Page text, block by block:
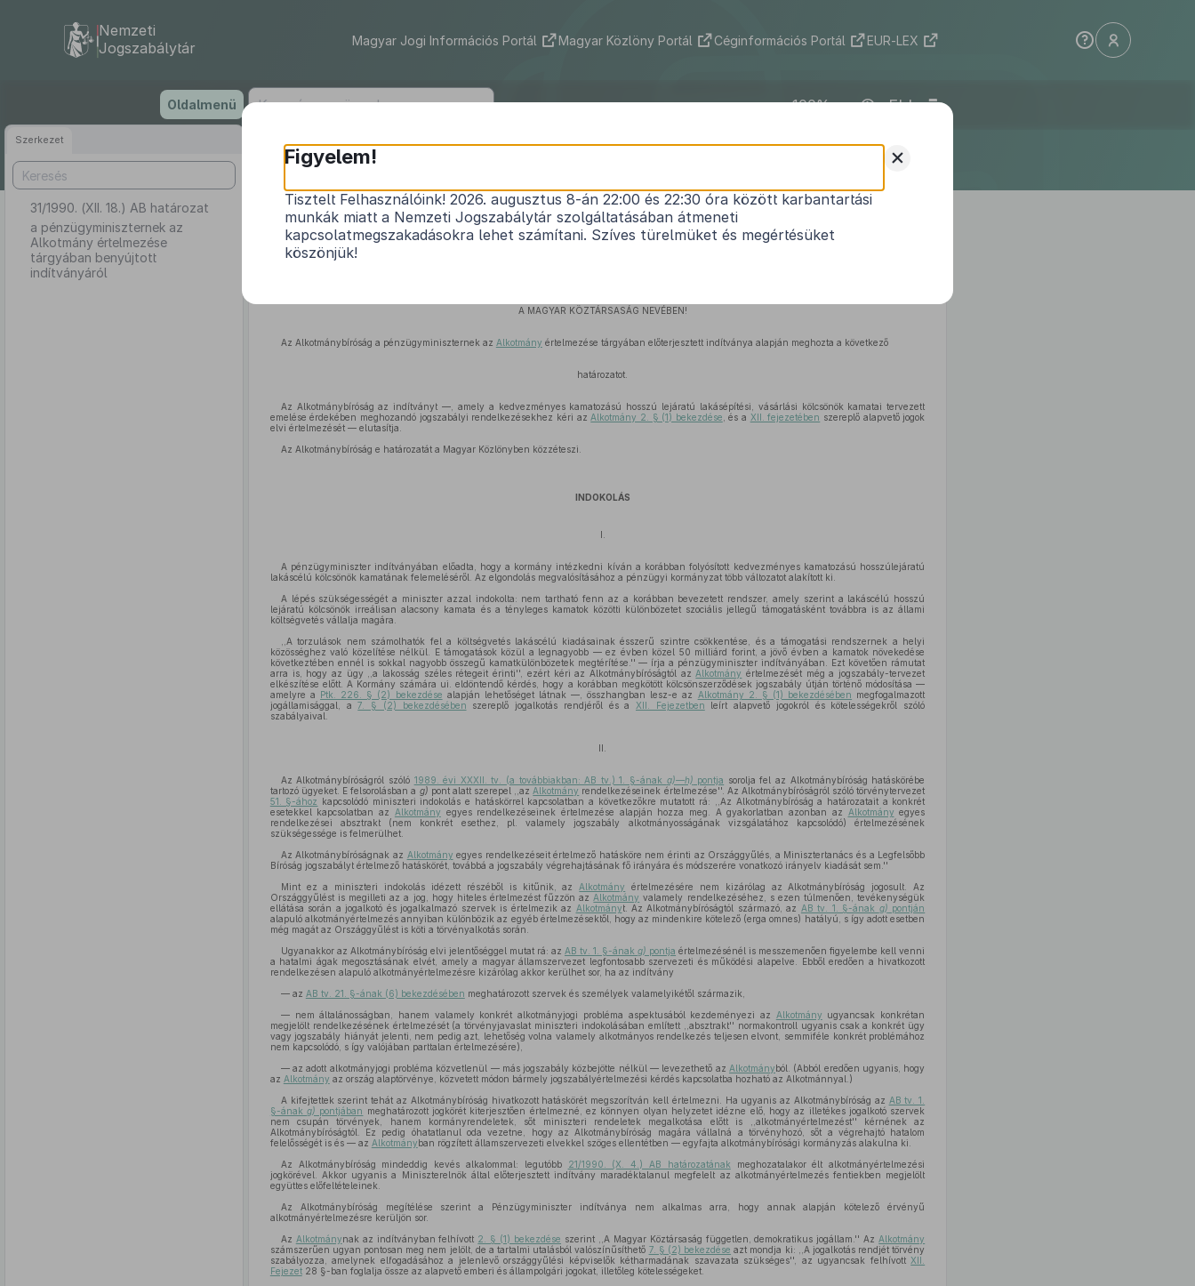
tartalomra
Nemzeti
Jogszabálytár
Magyar Jogi Információs Portál Magyar Közlöny Portál Céginformációs Portál EUR-LEX
Oldalmenü ELI
Szerkezet
31/1990. (XII. 18.) AB határozat
a pénzügyminiszternek az
Alkotmány értelmezése
tárgyában benyújtott
indítványáról
31/1990. (XII. 18.) AB határozat
a pénzügyminiszternek azAlkotmányértelmezése tárgyában benyújtott
indítványáról1
A MAGYAR KÖZTÁRSASÁG NEVÉBEN!
Az Alkotmánybíróság a pénzügyminiszternek az Alkotmány értelmezése tárgyában előterjesztett indítványa alapján meghozta a következő
határozatot.
Az Alkotmánybíróság az indítványt —, amely a kedvezményes kamatozású hosszú lejáratú lakásépítési, vásárlási kölcsönök kamatai tervezett
emelése érdekében meghozandó jogszabályi rendelkezésekhez kéri az Alkotmány 2. § (1) bekezdése , és a XII. fejezetében szereplő alapvető jogok
elvi értelmezését — elutasítja.
Az Alkotmánybíróság e határozatát a Magyar Közlönyben közzéteszi.
INDOKOLÁS
I.
A pénzügyminiszter indítványában előadta, hogy a kormány intézkedni kíván a korábban folyósított kedvezményes kamatozású hosszúlejáratú
lakáscélú kölcsönök kamatának felemeléséről. Az elgondolás megvalósításához a pénzügyi kormányzat több változatot alakított ki.
A lépés szükségességét a miniszter azzal indokolta: nem tartható fenn az a korábban bevezetett rendszer, amely szerint a lakáscélú hosszú
lejáratú kölcsönök irreálisan alacsony kamata és a tényleges kamatok közötti különbözetet szociális jellegű támogatásként továbbra is az állami
költségvetés vállalja magára.
,,A torzulások nem számolhatók fel a költségvetés lakáscélú kiadásainak ésszerű szintre csökkentése, és a támogatási rendszernek a helyi
közösséghez való közelítése nélkül. E támogatások közül a legnagyobb — ez évben közel 50 milliárd forint, a jövő évben a kamatok növekedése
következtében ennél is sokkal nagyobb összegű kamatkülönbözetek megtérítése.'' — írja a pénzügyminiszter indítványában. Ezt követően rámutat
arra is, hogy az ügy ,,a lakosság széles rétegeit érinti'', ezért kéri az Alkotmánybíróságtól az Alkotmány értelmezését még a jogszabály-tervezet
elkészítése előtt. A Kormány számára ui. eldöntendő kérdés, hogy a korábban megkötött kölcsönszerződések jogszabály útján történő módosítása —
amelyre a Ptk. 226. § (2) bekezdése alapján lehetőséget látnak —, összhangban lesz-e az Alkotmány 2. § (1) bekezdésében megfogalmazott
jogállamisággal, a7. § (2) bekezdésében szereplő jogalkotás rendjéről és a XII. Fejezetben leírt alapvető jogokról és kötelességekről szóló
szabályaival.
II.
Az Alkotmánybíróságról szóló 1989. évi XXXII. tv. (a továbbiakban: AB tv.) 1. §-ának a)—h) pontja sorolja fel az Alkotmánybíróság hatáskörébe
tartozó ügyeket. E felsorolásban a g) pont alatt szerepel ,,az Alkotmány rendelkezéseinek értelmezése''. Az Alkotmánybíróságról szóló törvénytervezet
51. §-ához kapcsolódó miniszteri indokolás e hatáskörrel kapcsolatban a következőkre mutatott rá: ,,Az Alkotmánybíróság a határozatait a konkrét
esetekkel kapcsolatban az Alkotmány egyes rendelkezéseinek értelmezése alapján hozza meg. A gyakorlatban azonban az Alkotmány egyes
rendelkezései absztrakt (nem konkrét esethez, pl. valamely jogszabály alkotmányosságának vizsgálatához kapcsolódó) értelmezésének
szükségessége is felmerülhet.
Az Alkotmánybíróságnak az Alkotmány egyes rendelkezéseit értelmező hatásköre nem érinti az Országgyűlés, a Minisztertanács és a Legfelsőbb
Bíróság jogszabályt értelmező hatáskörét, továbbá a jogszabály végrehajtásának fő irányára és módszerére vonatkozó irányelv kiadását sem.''
Mint ez a miniszteri indokolás idézett részéből is kitűnik, az Alkotmány
értelmezésére nem kizárólag az Alkotmánybíróság jogosult. Az
Országgyűlést is megilleti az a jog, hogy hiteles értelmezést fűzzön az Alkotmány valamely rendelkezéséhez, s ezen túlmenően, tevékenységük
ellátása során a jogalkotó és jogalkalmazó szervek is értelmezik az Alkotmányt. Az Alkotmánybíróságtól származó, az AB tv. 1. §-ának g) pontján
alapuló alkotmányértelmezés annyiban különbözik az egyéb értelmezésektől, hogy az mindenkire kötelező (erga omnes) hatályú, s így adott esetben
még magát az Országgyűlést is köti a törvényalkotás során.
Ugyanakkor az Alkotmánybíróság elvi jelentőséggel mutat rá: az AB tv. 1. §-ánakg) pontja értelmezésénél is messzemenően figyelembe kell venni
a hatalmi ágak megosztásának elvét, amely a magyar államszervezet legfontosabb szervezeti és működési alapelve. Ebből eredően a hivatkozott
rendelkezésen alapuló alkotmányértelmezésre kizárólag akkor kerülhet sor, ha az indítvány
— az AB tv. 21. §-ának (6) bekezdésében meghatározott szervek és személyek valamelyikétől származik,
— nem általánosságban, hanem valamely konkrét alkotmányjogi probléma aspektusából kezdeményezi az
Alkotmány ugyancsak konkrétan
megjelölt rendelkezésének értelmezését (a törvényjavaslat miniszteri indokolásában említett ,,absztrakt'' normakontroll ugyanis csak a konkrét ügy
vagy jogszabály hiányát jelenti, nem pedig azt, lehetőség volna valamely alkotmányos rendelkezés teljesen elvont, semmiféle konkrét problémához
nem kapcsolódó, s így valójában parttalan értelmezésére),
— az adott alkotmányjogi probléma közvetlenül — más jogszabály közbejötte nélkül — levezethető az Alkotmányból. (Abból eredően ugyanis, hogy
az Alkotmány az ország alaptörvénye, közvetett módon bármely jogszabályértelmezési kérdés kapcsolatba hozható az Alkotmánnyal.)
A kifejtettek szerint tehát az Alkotmánybíróság hivatkozott hatáskörét megszorítván kell értelmezni. Ha ugyanis az Alkotmánybíróság az AB tv. 1.
§-ánakg) pontjában meghatározott jogkörét kiterjesztően értelmezné, ez könnyen olyan helyzetet idézne elő, hogy az illetékes jogalkotó szervek
nem csupán törvények, hanem kormányrendeletek, sőt miniszteri rendeletek megalkotása előtt is ,,alkotmányértelmezést'' kérnének az
Alkotmánybíróságtól. Ez pedig óhatatlanul oda vezetne, hogy az Alkotmánybíróság magára vállalná a törvényhozó, sőt a végrehajtó hatalom
felelősségét is és — az Alkotmányban rögzített államszervezeti elvekkel szöges ellentétben — egyfajta alkotmánybírósági kormányzás alakulna ki.
Az Alkotmánybíróság mindeddig kevés alkalommal: legutóbb
21/1990. (X. 4.) AB határozatának meghozatalakor élt alkotmányértelmezési
jogkörével. Akkor ugyanis a Miniszterelnök által előterjesztett indítvány maradéktalanul megfelelt az alkotmányértelmezés fentiekben megjelölt
együttes előfeltételeinek.
Az Alkotmánybíróság megítélése szerint a Pénzügyminiszter indítványa nem alkalmas arra, hogy annak alapján kötelező érvényű
alkotmányértelmezésre kerüljön sor.
Az Alkotmánynak az indítványban felhívott 2. § (1) bekezdése szerint ,,A Magyar Köztársaság független, demokratikus jogállam.'' Az Alkotmány
számszerűen ugyan pontosan meg nem jelölt, de a tartalmi utalásból valószínűsíthető 7. § (2) bekezdése azt mondja ki: ,,A jogalkotás rendjét törvény
szabályozza, amelynek elfogadásához a jelenlevő országgyűlési képviselők kétharmadának szavazata szükséges'', az ugyancsak felhívott XII.
Fejezet28 §-ban foglalja össze az alapvető emberi és állampolgári jogokat, illetőleg kötelességeket.
+
Figyelem!
Tisztelt Felhasználóink! 2026. augusztus 8-án 22:00 és 22:30 óra között karbantartási
munkák miatt a Nemzeti Jogszabálytár szolgáltatásában átmeneti
kapcsolatmegszakadásokra lehet számítani. Szíves türelmüket és megértésüket
köszönjük!